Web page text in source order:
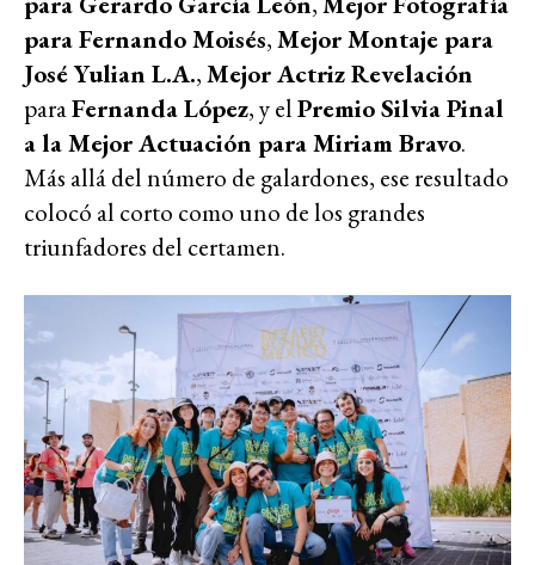
para Fernando Moisés,Mejor Montaje para
José Yulian L.A.,Mejor Actriz Revelación
paraFernanda López, y elPremio Silvia Pinal
a la Mejor Actuación para Miriam Bravo.
Más allá del número de galardones, ese resultado
colocó al corto como uno de los grandes
triunfadores del certamen.